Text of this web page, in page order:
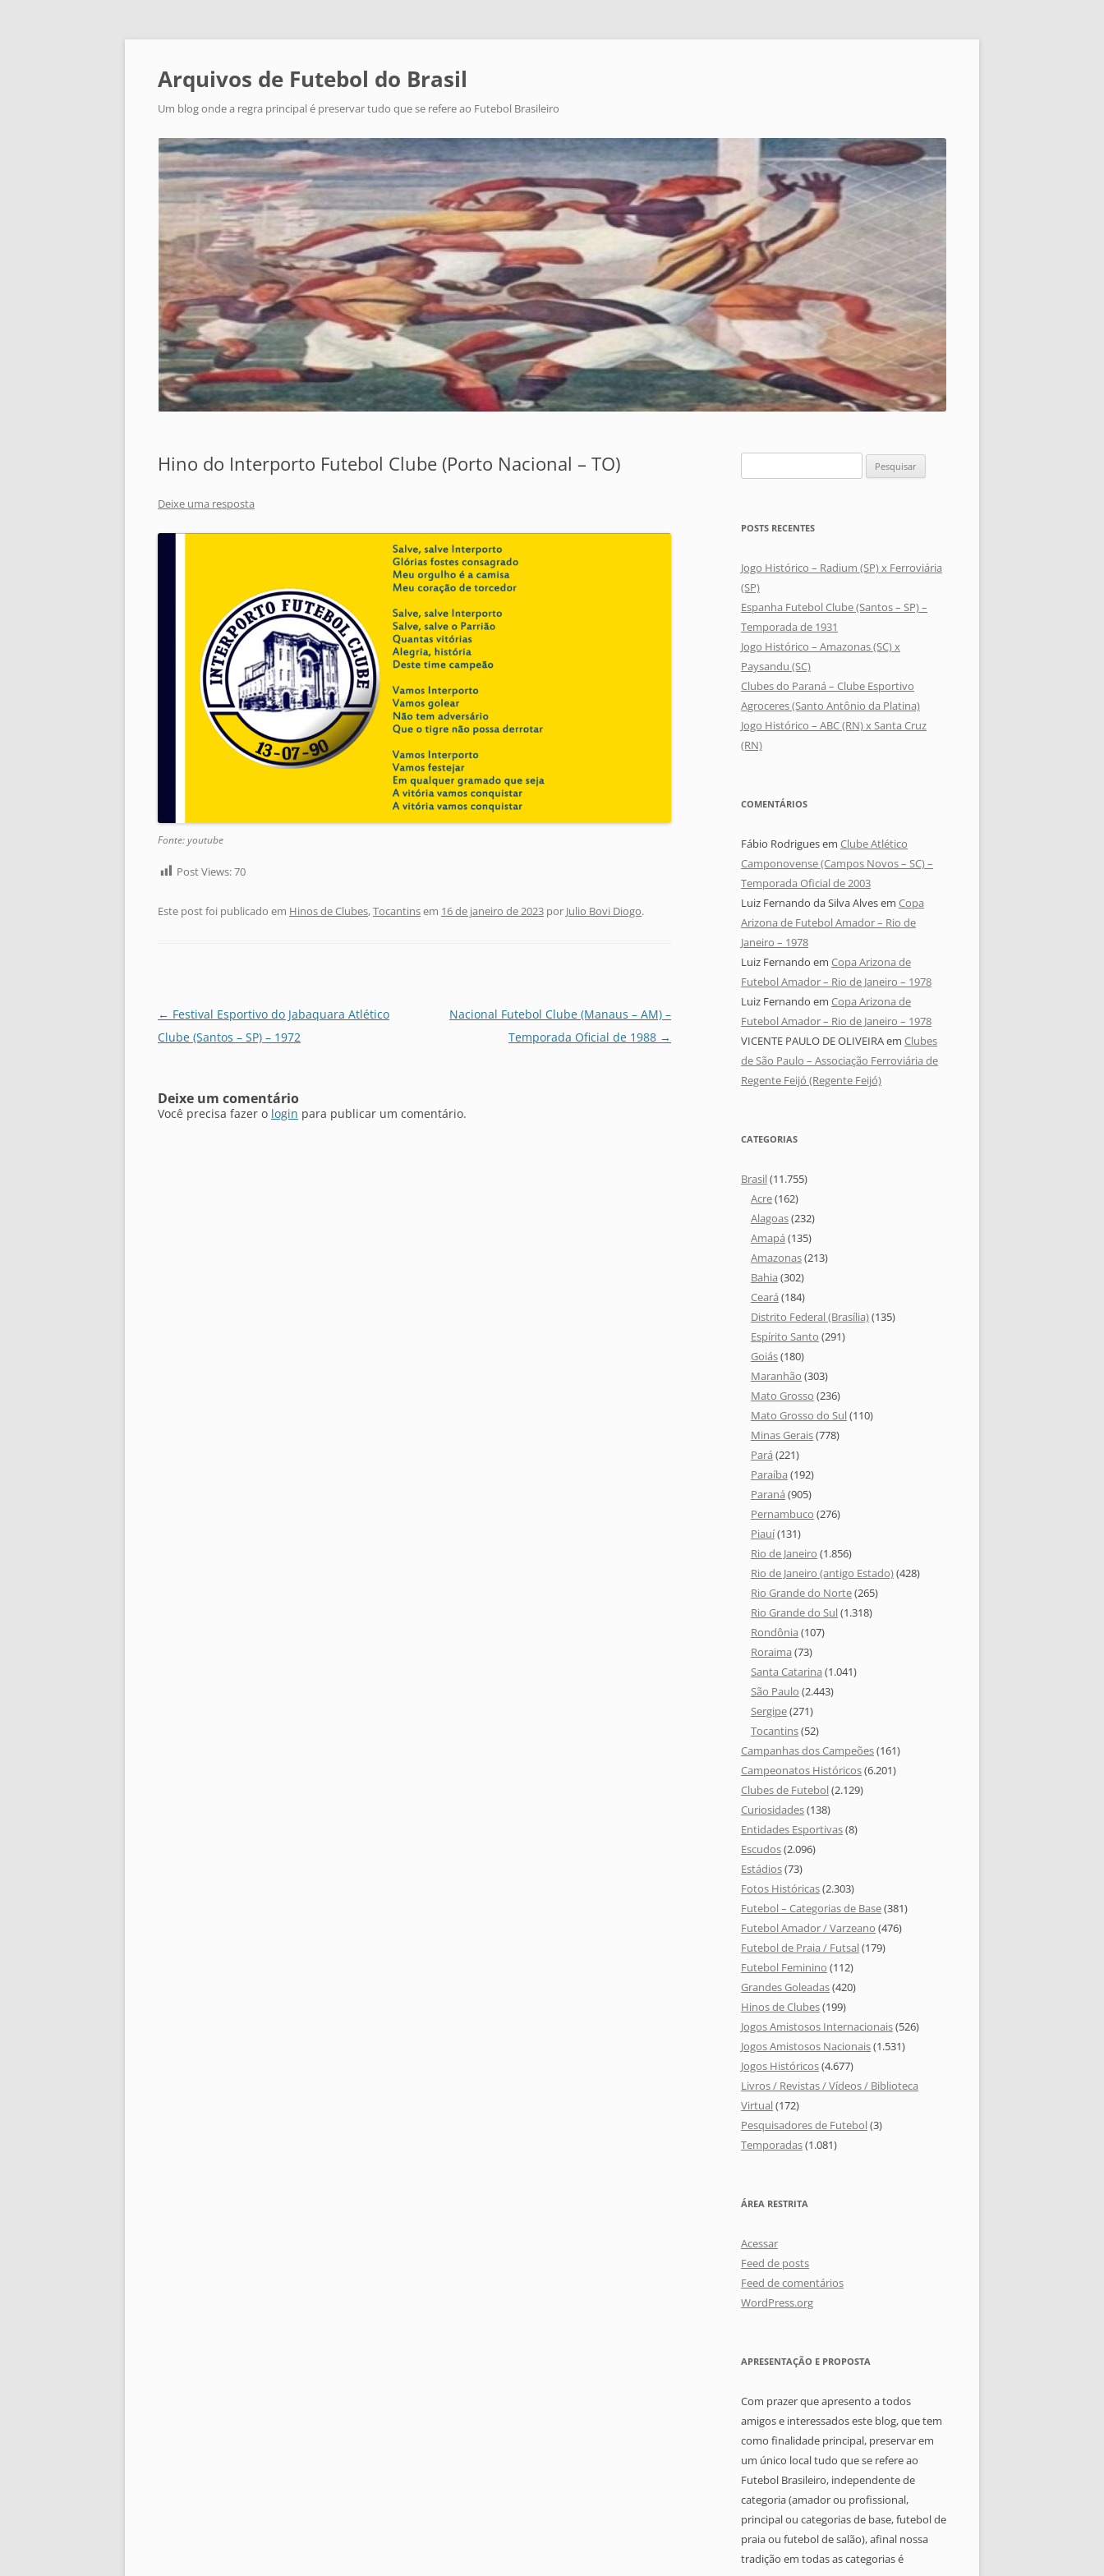
Arquivos de Futebol do Brasil
Um blog onde a regra principal é preservar tudo que se refere ao Futebol Brasileiro
Hino do Interporto Futebol Clube (Porto Nacional – TO)
Deixe uma resposta
Fonte: youtube
Post Views:70
Este post foi publicado em Hinos de Clubes,Tocantinsem 16 de janeiro de 2023 por Julio Bovi Diogo.
Navegação
de
← Festival Esportivo do Jabaquara Atlético
Clube (Santos – SP) – 1972
Nacional Futebol Clube (Manaus – AM) –
Temporada Oficial de 1988 →
Deixe um comentário
Você precisa fazer o login para publicar um comentário.
por:
POSTS RECENTES
Jogo Histórico – Radium (SP) x Ferroviária
(SP)
Espanha Futebol Clube (Santos – SP) –
Temporada de 1931
Jogo Histórico – Amazonas (SC) x
Paysandu (SC)
Clubes do Paraná – Clube Esportivo
Agroceres (Santo Antônio da Platina)
Jogo Histórico – ABC (RN) x Santa Cruz
(RN)
COMENTÁRIOS
Fábio Rodriguesem Clube Atlético
Camponovense (Campos Novos – SC) –
Temporada Oficial de 2003
Luiz Fernando da Silva Alvesem Copa
Arizona de Futebol Amador – Rio de
Janeiro – 1978
Luiz Fernando em Copa Arizona de
Futebol Amador – Rio de Janeiro – 1978
Luiz Fernando em Copa Arizona de
Futebol Amador – Rio de Janeiro – 1978
VICENTE PAULO DE OLIVEIRAem Clubes
de São Paulo – Associação Ferroviária de
Regente Feijó (Regente Feijó)
CATEGORIAS
Brasil(11.755)
Acre(162)
Alagoas(232)
Amapá (135)
Amazonas(213)
Bahia (302)
Ceará (184)
Distrito Federal (Brasília)(135)
Espírito Santo (291)
Goiás(180)
Maranhão (303)
Mato Grosso (236)
Mato Grosso do Sul(110)
Minas Gerais(778)
Pará (221)
Paraíba (192)
Paraná (905)
Pernambuco (276)
Piauí(131)
Rio de Janeiro (1.856)
Rio de Janeiro (antigo Estado)(428)
Rio Grande do Norte(265)
Rio Grande do Sul(1.318)
Rondônia (107)
Roraima (73)
Santa Catarina (1.041)
São Paulo (2.443)
Sergipe(271)
Tocantins(52)
Campanhas dos Campeões(161)
Campeonatos Históricos(6.201)
Clubes de Futebol(2.129)
Curiosidades(138)
Entidades Esportivas(8)
Escudos(2.096)
Estádios(73)
Fotos Históricas(2.303)
Futebol – Categorias de Base(381)
Futebol Amador / Varzeano (476)
Futebol de Praia / Futsal(179)
Futebol Feminino (112)
Grandes Goleadas(420)
Hinos de Clubes(199)
Jogos Amistosos Internacionais(526)
Jogos Amistosos Nacionais(1.531)
Jogos Históricos(4.677)
Livros / Revistas / Vídeos / Biblioteca
Virtual(172)
Pesquisadores de Futebol(3)
Temporadas(1.081)
ÁREA RESTRITA
Acessar
Feed de posts
Feed de comentários
WordPress.org
APRESENTAÇÃO E PROPOSTA
Com prazer que apresento a todos
amigos e interessados este blog, que tem
como finalidade principal, preservar em
um único local tudo que se refere ao
Futebol Brasileiro, independente de
categoria (amador ou profissional,
principal ou categorias de base, futebol de
praia ou futebol de salão), afinal nossa
tradição em todas as categorias é